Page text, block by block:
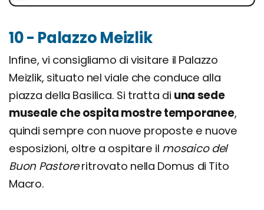
10 - Palazzo Meizlik
Infine, vi consigliamo di visitare il Palazzo
Meizlik, situato nel viale che conduce alla
piazza della Basilica. Si tratta di una sede
museale che ospita mostre temporanee,
quindi sempre con nuove proposte e nuove
esposizioni, oltre a ospitare il mosaico del
Buon Pastoreritrovato nella Domus di Tito
Macro.